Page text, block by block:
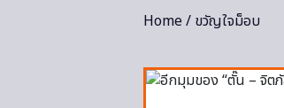
Home/ ขวัญใจม็อบ